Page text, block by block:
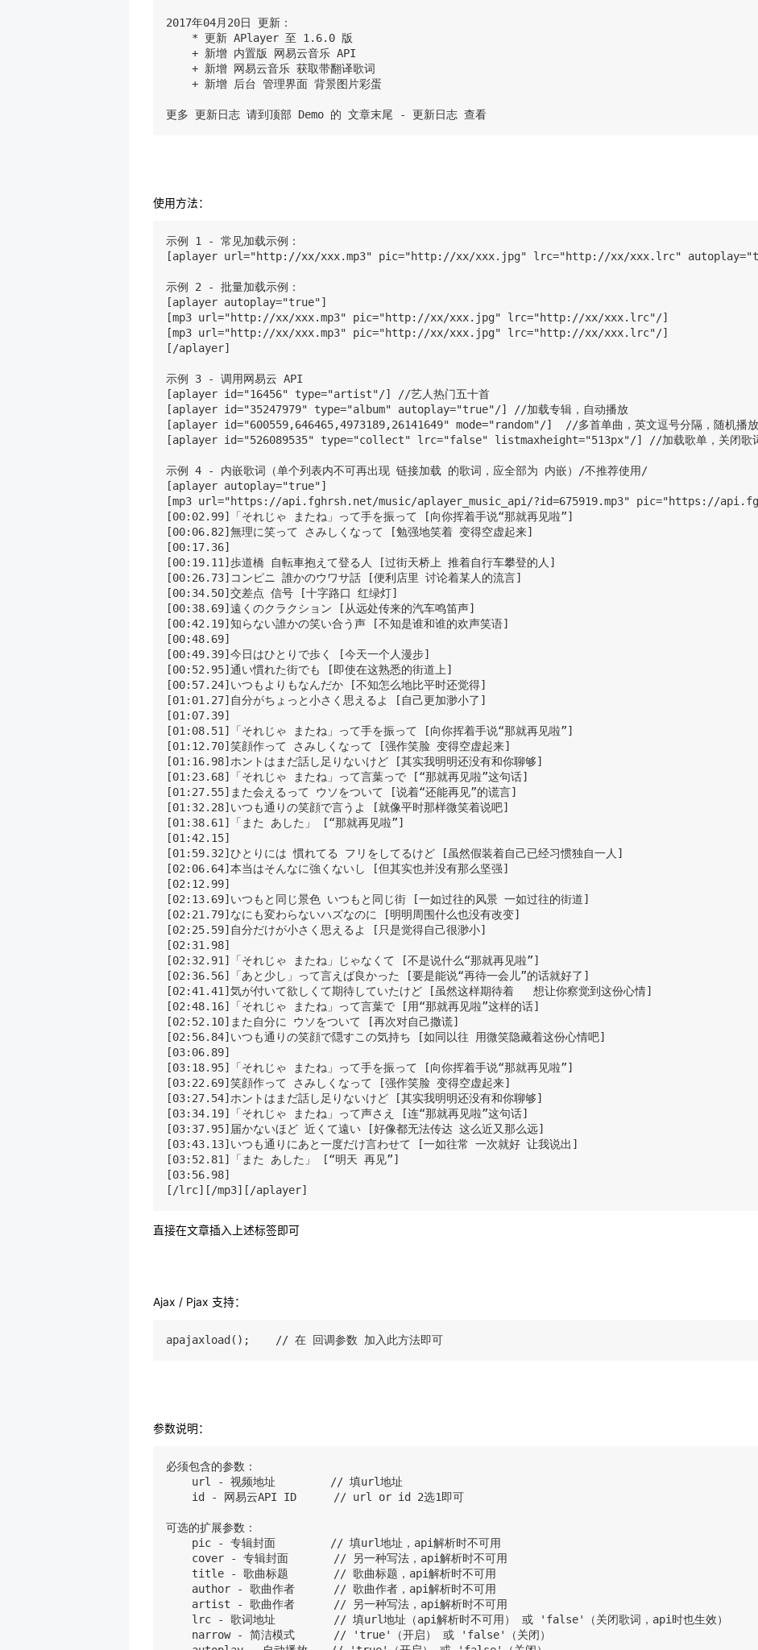
2017年04月20日 更新：
* 更新 APlayer 至 1.6.0 版
+ 新增 内置版 网易云音乐 API
+ 新增 网易云音乐 获取带翻译歌词
+ 新增 后台 管理界面 背景图片彩蛋
更多 更新日志 请到顶部 Demo 的 文章末尾 - 更新日志 查看
使用方法：
示例 1 - 常见加载示例：
[aplayer url="http://xx/xxx.mp3" pic="http://xx/xxx.jpg" lrc="http://xx/xxx.lrc"
示例 2 - 批量加载示例：
[aplayer autoplay="true"]
[mp3 url="http://xx/xxx.mp3" pic="http://xx/xxx.jpg" lrc="http://xx/xxx.lrc"/]
[mp3 url="http://xx/xxx.mp3" pic="http://xx/xxx.jpg" lrc="http://xx/xxx.lrc"/]
[/aplayer]
示例 3 - 调用网易云 API
[aplayer id="16456" type="artist"/] //艺人热门五十首
[aplayer id="35247979" type="album" autoplay="true"/] //加载专辑，自动播放
[aplayer id="600559,646465,4973189,26141649" mode="random"/]  //多首单曲，英文逗号分隔，随机播放
[aplayer id="526089535" type="collect" lrc="false" listmaxheight="513px"/] //加载歌单，关闭歌词
示例 4 - 内嵌歌词（单个列表内不可再出现 链接加载 的歌词，应全部为 内嵌）/不推荐使用/
[aplayer autoplay="true"]
[mp3 url="https://api.fghrsh.net/music/aplayer_music_api/?id=675919.mp3" pic="https://
[00:02.99]「それじゃ またね」って手を振って [向你挥着手说“那就再见啦”]
[00:06.82]無理に笑って さみしくなって [勉强地笑着 变得空虚起来]
[00:17.36]
[00:19.11]歩道橋 自転車抱えて登る人 [过街天桥上 推着自行车攀登的人]
[00:26.73]コンピニ 誰かのウワサ話 [便利店里 讨论着某人的流言]
[00:34.50]交差点 信号 [十字路口 红绿灯]
[00:38.69]遠くのクラクション [从远处传来的汽车鸣笛声]
[00:42.19]知らない誰かの笑い合う声 [不知是谁和谁的欢声笑语]
[00:48.69]
[00:49.39]今日はひとりで歩く [今天一个人漫步]
[00:52.95]通い慣れた街でも [即使在这熟悉的街道上]
[00:57.24]いつもよりもなんだか [不知怎么地比平时还觉得]
[01:01.27]自分がちょっと小さく思えるよ [自己更加渺小了]
[01:07.39]
[01:08.51]「それじゃ またね」って手を振って [向你挥着手说“那就再见啦”]
[01:12.70]笑顔作って さみしくなって [强作笑脸 变得空虚起来]
[01:16.98]ホントはまだ話し足りないけど [其实我明明还没有和你聊够]
[01:23.68]「それじゃ またね」って言葉っで [“那就再见啦”这句话]
[01:27.55]また会えるって ウソをついて [说着“还能再见”的谎言]
[01:32.28]いつも通りの笑顔で言うよ [就像平时那样微笑着说吧]
[01:38.61]「また あした」 [“那就再见啦”]
[01:42.15]
[01:59.32]ひとりには 慣れてる フリをしてるけど [虽然假装着自己已经习惯独自一人]
[02:06.64]本当はそんなに強くないし [但其实也并没有那么坚强]
[02:12.99]
[02:13.69]いつもと同じ景色 いつもと同じ街 [一如过往的风景 一如过往的街道]
[02:21.79]なにも変わらないハズなのに [明明周围什么也没有改变]
[02:25.59]自分だけが小さく思えるよ [只是觉得自己很渺小]
[02:31.98]
[02:32.91]「それじゃ またね」じゃなくて [不是说什么“那就再见啦”]
[02:36.56]「あと少し」って言えば良かった [要是能说“再待一会儿”的话就好了]
[02:41.41]気が付いて欲しくて期待していたけど [虽然这样期待着   想让你察觉到这份心情]
[02:48.16]「それじゃ またね」って言葉で [用“那就再见啦”这样的话]
[02:52.10]また自分に ウソをついて [再次对自己撒谎]
[02:56.84]いつも通りの笑顔で隠すこの気持ち [如同以往 用微笑隐藏着这份心情吧]
[03:06.89]
[03:18.95]「それじゃ またね」って手を振って [向你挥着手说“那就再见啦”]
[03:22.69]笑顔作って さみしくなって [强作笑脸 变得空虚起来]
[03:27.54]ホントはまだ話し足りないけど [其实我明明还没有和你聊够]
[03:34.19]「それじゃ またね」って声さえ [连“那就再见啦”这句话]
[03:37.95]届かないほど 近くて遠い [好像都无法传达 这么近又那么远]
[03:43.13]いつも通りにあと一度だけ言わせて [一如往常 一次就好 让我说出]
[03:52.81]「また あした」 [“明天 再见”]
[03:56.98]
[/lrc][/mp3][/aplayer]
直接在文章插入上述标签即可
Ajax / Pjax 支持：
apajaxload();    // 在 回调参数 加入此方法即可
参数说明：
必须包含的参数：
url - 视频地址　　     // 填url地址
id - 网易云API ID  　  // url or id 2选1即可
可选的扩展参数：
pic - 专辑封面　　     // 填url地址，api解析时不可用
cover - 专辑封面       // 另一种写法，api解析时不可用
title - 歌曲标题       // 歌曲标题，api解析时不可用
author - 歌曲作者      // 歌曲作者，api解析时不可用
artist - 歌曲作者      // 另一种写法，api解析时不可用
lrc - 歌词地址         // 填url地址（api解析时不可用） 或 'false'（关闭歌词，api时也生效）
narrow - 简洁模式      // 'true'（开启） 或 'false'（关闭）